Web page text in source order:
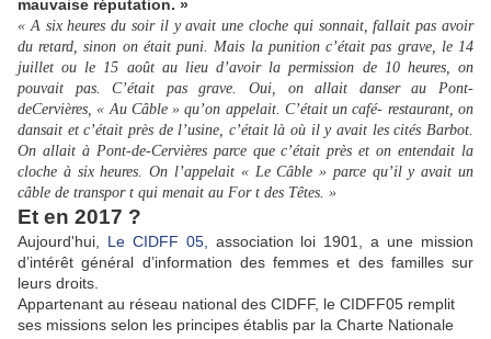
mauvaise réputation. »
« A six heures du soir il y avait une cloche qui sonnait, fallait pas avoir
du retard, sinon on était puni. Mais la punition c’était pas grave, le 14
juillet ou le 15 août au lieu d’avoir la permission de 10 heures, on
pouvait pas. C’était pas grave. Oui, on allait danser au Pont-
deCervières, « Au Câble » qu’on appelait. C’était un café- restaurant, on
dansait et c’était près de l’usine, c’était là où il y avait les cités Barbot.
On allait à Pont-de-Cervières parce que c’était près et on entendait la
cloche à six heures. On l’appelait « Le Câble » parce qu’il y avait un
câble de transpor t qui menait au For t des Têtes. »
Et en 2017 ?
Aujourd'hui, Le CIDFF 05,
association loi 1901, a une mission
d’intérêt général d’information des femmes et des familles sur
leurs droits.
Appartenant au réseau national des CIDFF, le CIDFF05 remplit
ses missions selon les principes établis par la Charte Nationale